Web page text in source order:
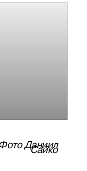
Даниил
Сайко